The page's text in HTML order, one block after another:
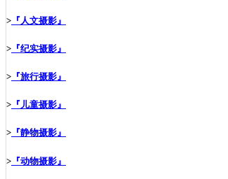
> 『人文摄影』
> 『纪实摄影』
> 『旅行摄影』
> 『儿童摄影』
> 『静物摄影』
> 『动物摄影』